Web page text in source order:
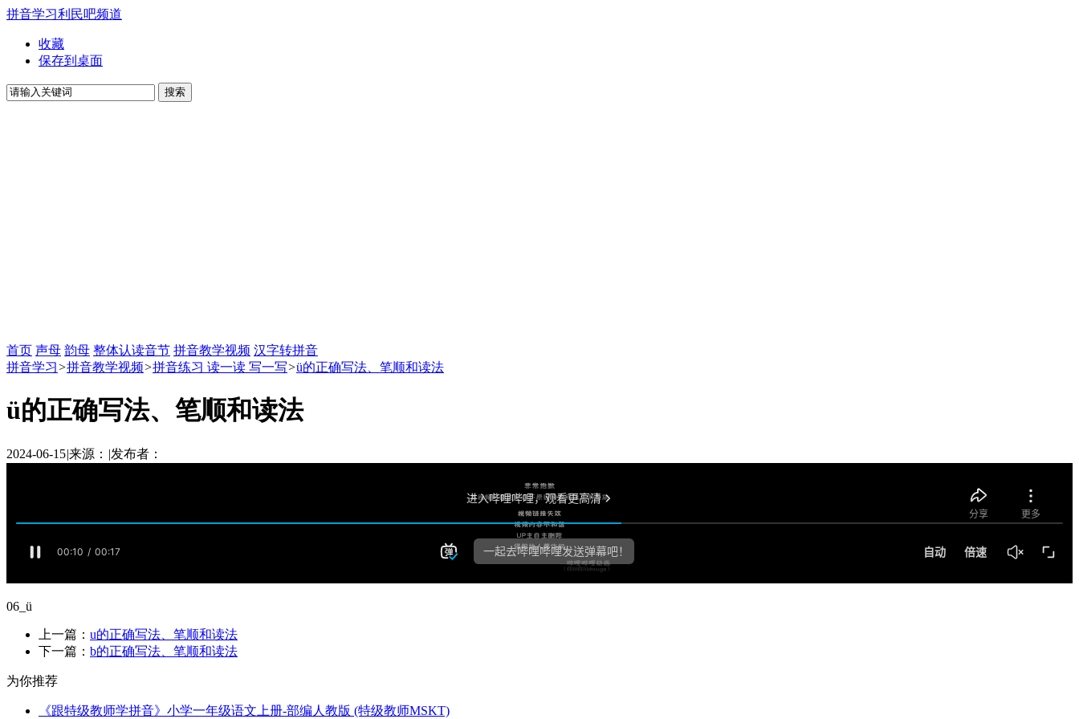
拼音学习利民吧频道
收藏
保存到桌面
首页 声母 韵母 整体认读音节 拼音教学视频 汉字转拼音
拼音学习>拼音教学视频>拼音练习 读一读 写一写>ü的正确写法、笔顺和读法
ü的正确写法、笔顺和读法
2024-06-15|来源： |发布者：
06_ü
上一篇： u的正确写法、笔顺和读法
下一篇： b的正确写法、笔顺和读法
为你推荐
《跟特级教师学拼音》小学一年级语文上册-部编人教版 (特级教师MSKT)